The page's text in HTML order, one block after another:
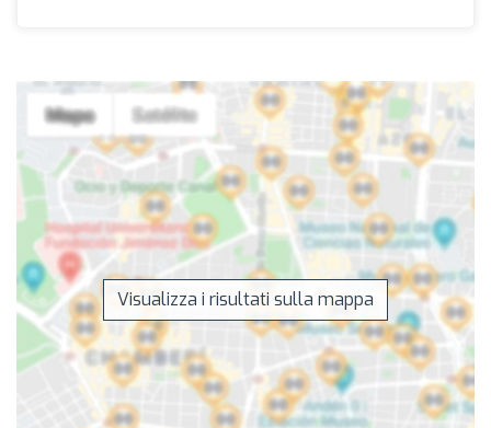
Visualizza i risultati sulla mappa